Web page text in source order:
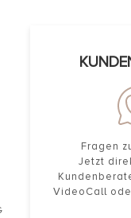
Fragen
Jetzt
VideoCall